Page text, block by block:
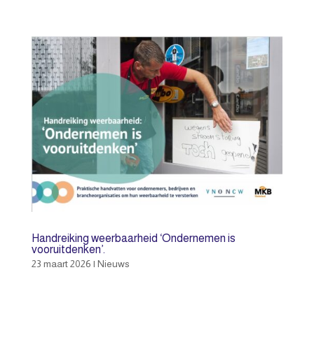
Handreiking weerbaarheid ‘Ondernemen is
vooruitdenken’.
23 maart 2026 | Nieuws